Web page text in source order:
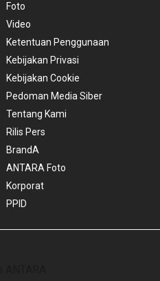
Foto
Video
Ketentuan Penggunaan
Kebijakan Privasi
Kebijakan Cookie
Pedoman Media Siber
Tentang Kami
Rilis Pers
BrandA
ANTARA Foto
Korporat
PPID